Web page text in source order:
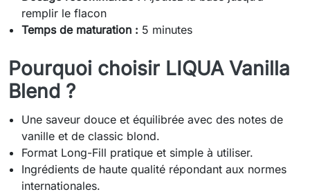
remplir le flacon
Temps de maturation : 5 minutes
Pourquoi choisir LIQUA Vanilla
Blend ?
Une saveur douce et équilibrée avec des notes de
vanille et de classic blond.
Format Long-Fill pratique et simple à utiliser.
Ingrédients de haute qualité répondant aux normes
internationales.